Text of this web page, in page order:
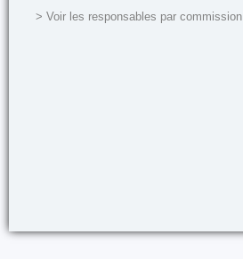
> Voir les responsables par commission